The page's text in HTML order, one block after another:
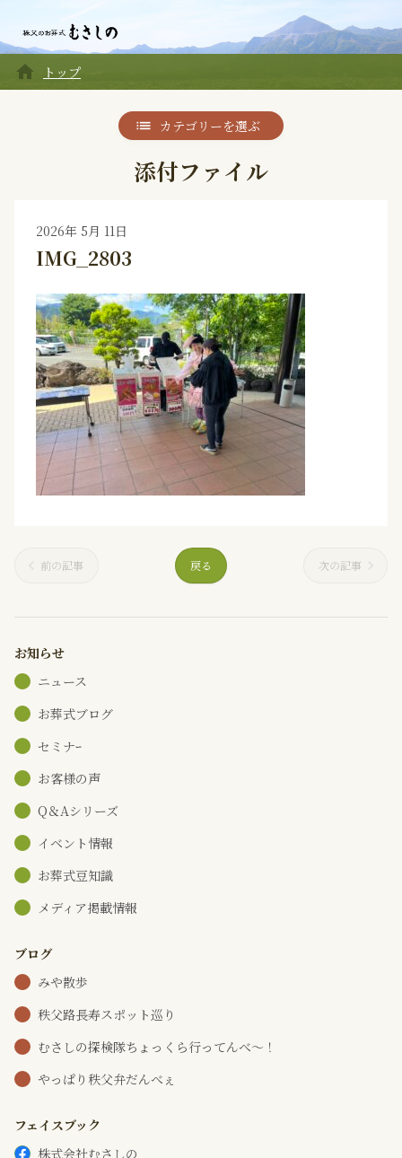
home トップ
カテゴリーを選ぶ
添付ファイル
2026年 5月 11日
IMG_2803
前の記事 戻る 次の記事
お知らせ
ニュース
お葬式ブログ
セミナｰ
お客様の声
Q＆Aシリーズ
イベント情報
お葬式豆知識
メディア掲載情報
ブログ
みや散歩
秩父路長寿スポット巡り
むさしの探検隊ちょっくら行ってんべ～！
やっぱり秩父弁だんべぇ
フェイスブック
株式会社むさしの